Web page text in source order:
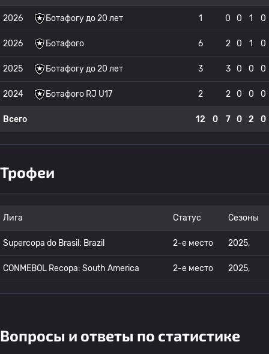
2026 Ботафогу до 20 лет 1 0 0 1 0
2026 Ботафого 6 2 0 1 0
2025 Ботафогу до 20 лет 3 3 0 0 0
2024 Ботафого RJ U17 2 2 0 0 0
Всего 12 0 7 0 2 0
Трофеи
Лига Статус Сезоны
Supercopa do Brasil: Brazil 2-е место 2025,
CONMEBOL Recopa: South America 2-е место 2025,
Вопросы и ответы по статистике